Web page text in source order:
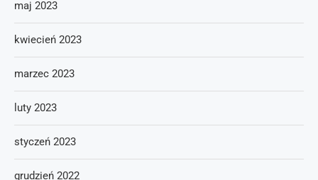
maj 2023
kwiecień 2023
marzec 2023
luty 2023
styczeń 2023
grudzień 2022